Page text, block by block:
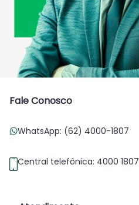
Fale Conosco
WhatsApp: (62) 4000-1807
Central telefônica: 4000 1807